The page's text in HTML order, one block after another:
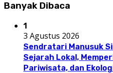
Banyak Dibaca
1
3 Agustus 2026
Sendratari Manusuk
Sejarah Lokal,
Pariwisata, dan